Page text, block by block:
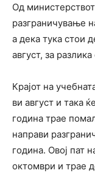
Од
разграничување
а дека тука стои
август, за
Крајот на
ви август и така
година трае
направи
година. Овој пат
октомври и трае